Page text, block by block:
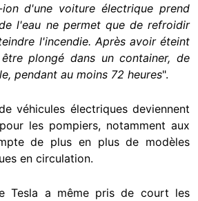
d'une voiture électrique prend
l'eau ne permet que de refroidir
l'incendie. Après avoir éteint
plongé dans un container, de
pendant au moins 72 heures".
véhicules électriques deviennent
les pompiers, notamment aux
de plus en plus de modèles
en circulation.
Tesla a même pris de court les